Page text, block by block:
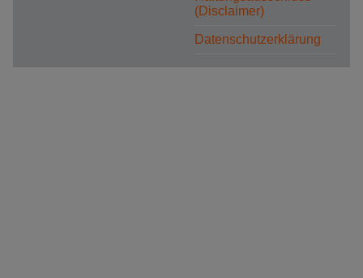
(Disclaimer)
Datenschutzerklärung